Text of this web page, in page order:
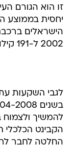
זו הוא הגורם
יחסית בממוצע
2002 ל-191 קילומטר ב-2003.
לגבי השקעות
להמשיך ולצמוח